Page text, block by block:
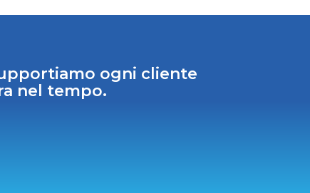
ogni cliente
nel tempo.